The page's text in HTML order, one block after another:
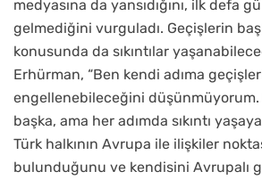
medyasına da yansıdığını, ilk defa
gelmediğini vurguladı. Geçişlerin
konusunda da sıkıntılar
Erhürman, “Ben kendi adıma
engellenebileceğini
başka, ama her adımda sıkıntı
Türk halkının Avrupa ile ilişkiler
bulunduğunu ve kendisini Avrupalı